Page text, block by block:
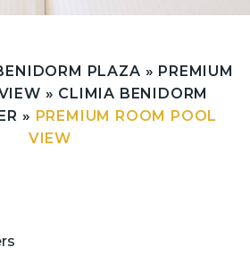
PLAZA » PREMIUM
» CLIMIA BENIDORM
» PREMIUM ROOM POOL
VIEW